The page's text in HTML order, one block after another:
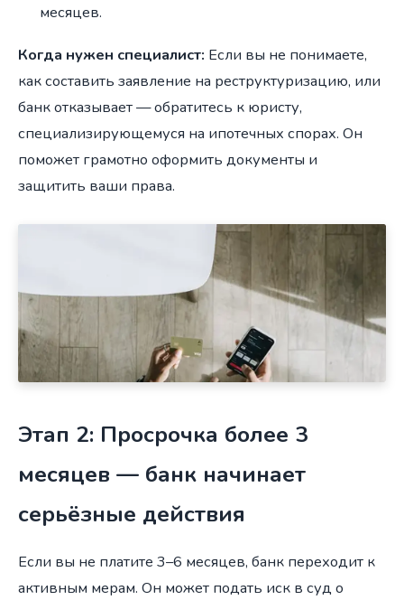
месяцев.
Когда нужен специалист: Если вы не понимаете,
как составить заявление на реструктуризацию, или
банк отказывает — обратитесь к юристу,
специализирующемуся на ипотечных спорах. Он
поможет грамотно оформить документы и
защитить ваши права.
Этап 2: Просрочка более 3
месяцев — банк начинает
серьёзные действия
Если вы не платите 3–6 месяцев, банк переходит к
активным мерам. Он может подать иск в суд о